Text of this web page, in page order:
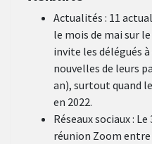
Actualités : 11
le mois de mai sur
invite les délégués
nouvelles de leurs
an), surtout quand
en 2022.
Réseaux sociaux :
réunion Zoom entre